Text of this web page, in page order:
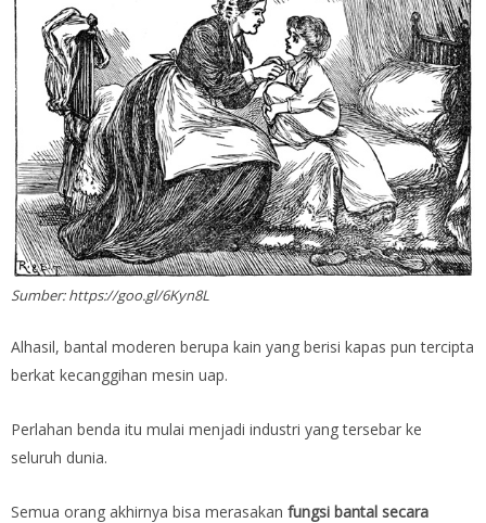
Sumber: https://goo.gl/6Kyn8L
Alhasil, bantal moderen berupa kain yang berisi kapas pun tercipta
berkat kecanggihan mesin uap.
Perlahan benda itu mulai menjadi industri yang tersebar ke
seluruh dunia.
Semua orang akhirnya bisa merasakan fungsi bantal secara